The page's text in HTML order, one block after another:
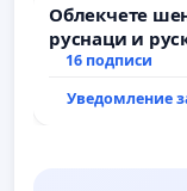
Облекчете
руснаци и
българи
16 подписи
Уведомление